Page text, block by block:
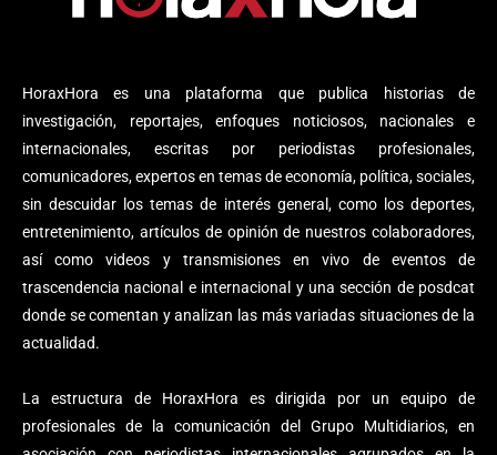
HoraxHora es una plataforma que publica historias de
investigación, reportajes, enfoques noticiosos, nacionales e
internacionales, escritas por periodistas profesionales,
comunicadores, expertos en temas de economía, política, sociales,
sin descuidar los temas de interés general, como los deportes,
entretenimiento, artículos de opinión de nuestros colaboradores,
así como videos y transmisiones en vivo de eventos de
trascendencia nacional e internacional y una sección de posdcat
donde se comentan y analizan las más variadas situaciones de la
actualidad.
La estructura de HoraxHora es dirigida por un equipo de
profesionales de la comunicación del Grupo Multidiarios, en